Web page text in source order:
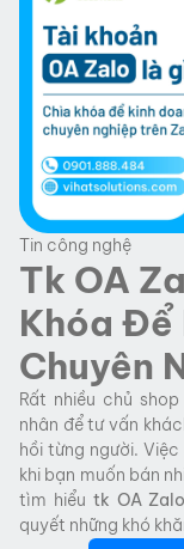
Tin công nghệ
Tk OA
Khóa Để
Chuyên
Rất nhiều chủ
nhân để tư vấn
hồi từng người.
khi bạn muốn bán
tìm hiểu tk OA
quyết những khó